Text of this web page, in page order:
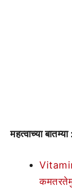
महत्वाच्या बातम्या